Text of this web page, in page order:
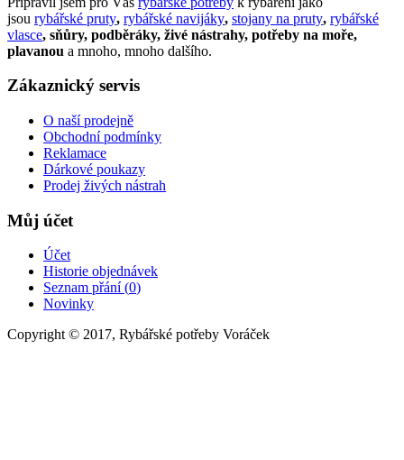
jsou rybářské pruty, rybářské navijáky, stojany na pruty, rybářské
vlasce, sňůry, podběráky, živé nástrahy, potřeby na moře,
plavanou a mnoho, mnoho dalšího.
Zákaznický servis
O naší prodejně
Obchodní podmínky
Reklamace
Dárkové poukazy
Prodej živých nástrah
Můj účet
Účet
Historie objednávek
Seznam přání (0)
Novinky
Copyright © 2017, Rybářské potřeby Voráček